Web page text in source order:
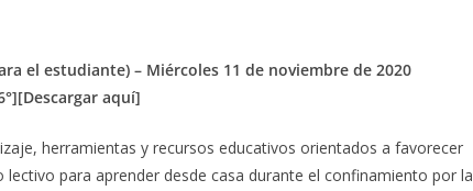
el estudiante) – Miércoles 11 de noviembre de 2020
aquí]
herramientas y recursos educativos orientados a favorecer
para aprender desde casa durante el confinamiento por la